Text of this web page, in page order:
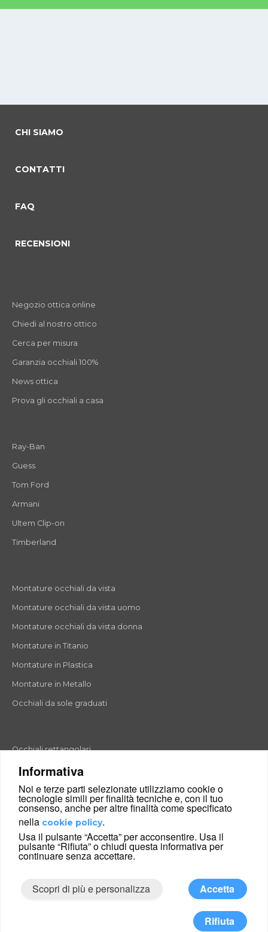
Informativa
Noi e terze parti selezionate utilizziamo cookie o
tecnologie simili per finalità tecniche e, con il tuo
consenso, anche per altre finalità come specificato
nella cookie policy.
Usa il pulsante “Accetta” per acconsentire. Usa il
pulsante “Rifiuta” o chiudi questa informativa per
continuare senza accettare.
Scopri di più e personalizza Accetta
Rifiuta
CHI SIAMO
CONTATTI
FAQ
RECENSIONI
Negozio ottica online
Chiedi al nostro ottico
Cerca per misura
Garanzia occhiali 100%
News ottica
Prova gli occhiali a casa
Ray-Ban
Guess
Tom Ford
Armani
Ultem Clip-on
Timberland
Montature occhiali da vista
Montature occhiali da vista uomo
Montature occhiali da vista donna
Montature in Titanio
Montature in Plastica
Montature in Metallo
Occhiali da sole graduati
Occhiali rettangolari
Occhiali rotondi
Occhiali a goccia
Occhiali a farfalla
Occhiali esagonali
Occhiali cat-eyes
© 2026 Glance24 Ltd. and its affiliates. All right reserved.